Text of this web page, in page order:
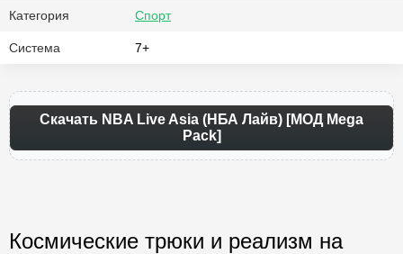
Категория Спорт
Система 7+
Скачать NBA Live Asia (НБА Лайв) [МОД Mega
Pack]
Космические трюки и реализм на